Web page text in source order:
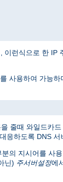
런식으로 한 IP
사용하여 가능
줄때 와일드카
응하도록 DNS 서
의 지시어를 사
닌) 주서버설정에